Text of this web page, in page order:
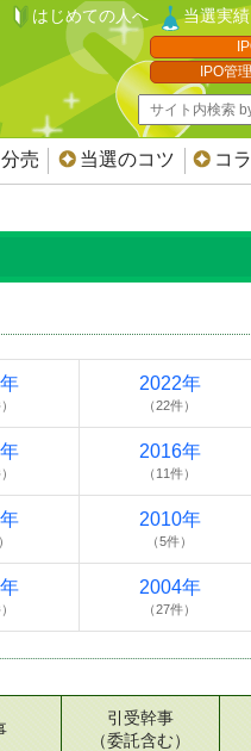
はじめての人へ 当選実績
IPO管
分売 当選のコツ コ
2022年
（22件）
2016年
（11件）
2010年
（5件）
2004年
（27件）
引受幹事
（委託含む）